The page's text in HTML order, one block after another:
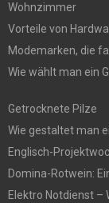
Wohnzimmer
Vorteile von
Modemarken, die
Wie wählt man ein
Getrocknete Pilze
Wie gestaltet man
Englisch-
Domina-Rotwein:
Elektro Notdienst –